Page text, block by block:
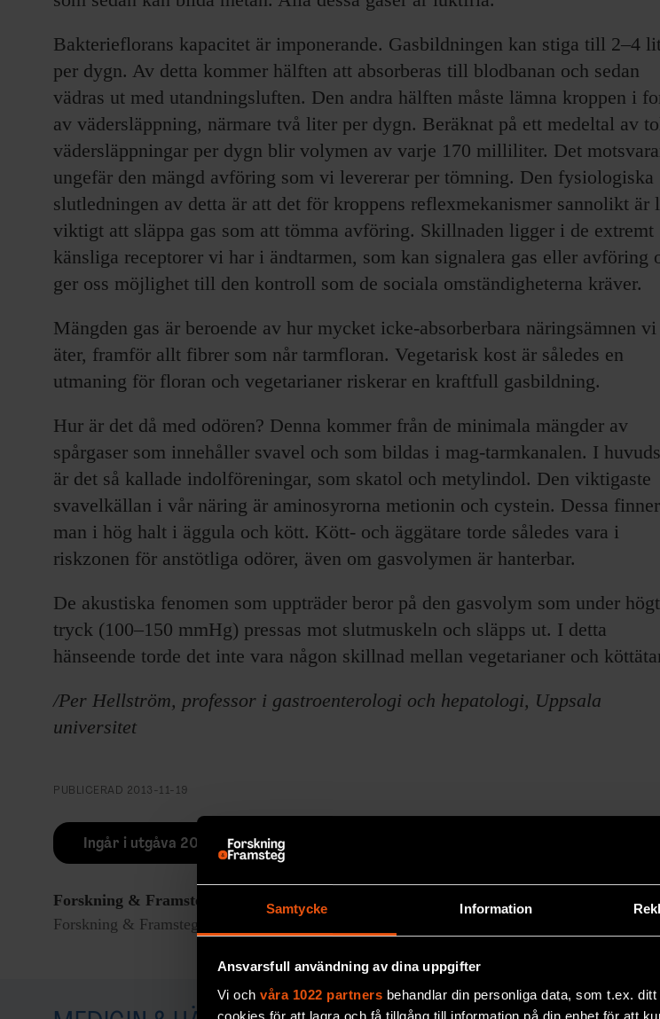
Samtycke Information
Ansvarsfull användning av dina uppgifter
Vi och våra 1022 partners behandlar din personliga data, som t.ex.
cookies för att lagra och få tillgång till information på din enhet för att
Bakterieflorans kapacitet är imponerande. Gasbildningen kan stiga till 2–4
per dygn. Av detta kommer hälften att absorberas till blodbanan och sedan
vädras ut med utandningsluften. Den andra hälften måste lämna kroppen i
av vädersläppning, närmare två liter per dygn. Beräknat på ett medeltal av
vädersläppningar per dygn blir volymen av varje 170 milliliter. Det
ungefär den mängd avföring som vi levererar per tömning. Den fysiologiska
slutledningen av detta är att det för kroppens reflexmekanismer sannolikt är
viktigt att släppa gas som att tömma avföring. Skillnaden ligger i de extremt
känsliga receptorer vi har i ändtarmen, som kan signalera gas eller avföring
ger oss möjlighet till den kontroll som de sociala omständigheterna kräver.
Mängden gas är beroende av hur mycket icke-absorberbara näringsämnen vi
äter, framför allt fibrer som når tarmfloran. Vegetarisk kost är således en
utmaning för floran och vegetarianer riskerar en kraftfull gasbildning.
Hur är det då med odören? Denna kommer från de minimala mängder av
spårgaser som innehåller svavel och som bildas i mag-tarmkanalen. I
är det så kallade indolföreningar, som skatol och metylindol. Den viktigaste
svavelkällan i vår näring är aminosyrorna metionin och cystein. Dessa finner
man i hög halt i äggula och kött. Kött- och äggätare torde således vara i
riskzonen för anstötliga odörer, även om gasvolymen är hanterbar.
De akustiska fenomen som uppträder beror på den gasvolym som under högt
tryck (100–150 mmHg) pressas mot slutmuskeln och släpps ut. I detta
hänseende torde det inte vara någon skillnad mellan vegetarianer och
/Per Hellström, professor i gastroenterologi och hepatologi, Uppsala
universitet
PUBLICERAD 2013-11-19
Ingår i utgåva 2013/10
Forskning & Framsteg
rapporterar om fackgranskade forskningsresultat och om pågående
Forskning & Framsteg har bevakat vetenskap sedan 1966 och drivs utan vinstsyfte.